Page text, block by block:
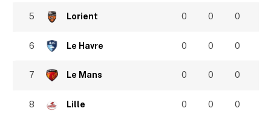
5 Lorient 0 0 0
6 Le Havre 0 0 0
7 Le Mans 0 0 0
8 Lille 0 0 0